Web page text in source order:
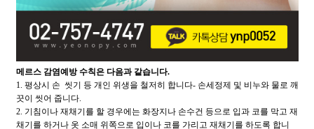
메르스 감염예방 수칙은 다음과 같습니다.
1. 평상시 손 씻기 등 개인 위생을 철저히 합니다- 손세정제 및 비누와 물로 깨
끗이 씻어 줍니다.
2. 기침이나 재채기를 할 경우에는 화장지나 손수건 등으로 입과 코를 막고 재
채기를 하거나 옷 소매 위쪽으로 입이나 코를 가리고 재채기를 하도록 합니